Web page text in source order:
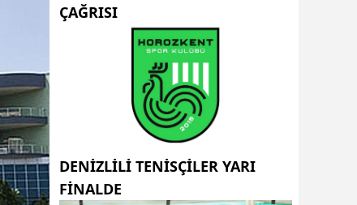
ÇAĞRISI
DENİZLİLİ TENİSÇİLER YARI
FİNALDE